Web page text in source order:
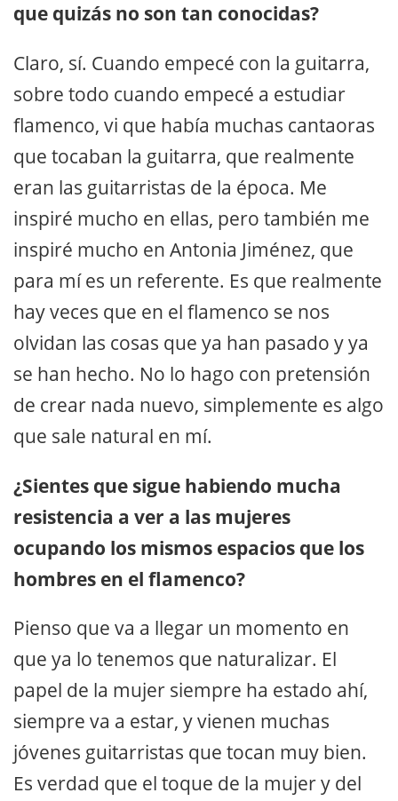
que quizás no son tan conocidas?
Claro, sí. Cuando empecé con la guitarra,
sobre todo cuando empecé a estudiar
flamenco, vi que había muchas cantaoras
que tocaban la guitarra, que realmente
eran las guitarristas de la época. Me
inspiré mucho en ellas, pero también me
inspiré mucho en Antonia Jiménez, que
para mí es un referente. Es que realmente
hay veces que en el flamenco se nos
olvidan las cosas que ya han pasado y ya
se han hecho. No lo hago con pretensión
de crear nada nuevo, simplemente es algo
que sale natural en mí.
¿Sientes que sigue habiendo mucha
resistencia a ver a las mujeres
ocupando los mismos espacios que los
hombres en el flamenco?
Pienso que va a llegar un momento en
que ya lo tenemos que naturalizar. El
papel de la mujer siempre ha estado ahí,
siempre va a estar, y vienen muchas
jóvenes guitarristas que tocan muy bien.
Es verdad que el toque de la mujer y del